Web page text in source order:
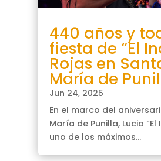
440 años y
fiesta de “El
Rojas en
María de
Jun 24, 2025
En el marco del
María de Punilla, Lucio “El
uno de los máximos...